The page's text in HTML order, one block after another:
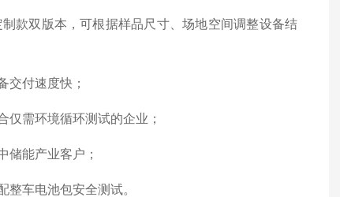
款双版本，可根据样品尺寸、场地空间调整设备结
交付速度快；
仅需环境循环测试的企业；
储能产业客户；
整车电池包安全测试。